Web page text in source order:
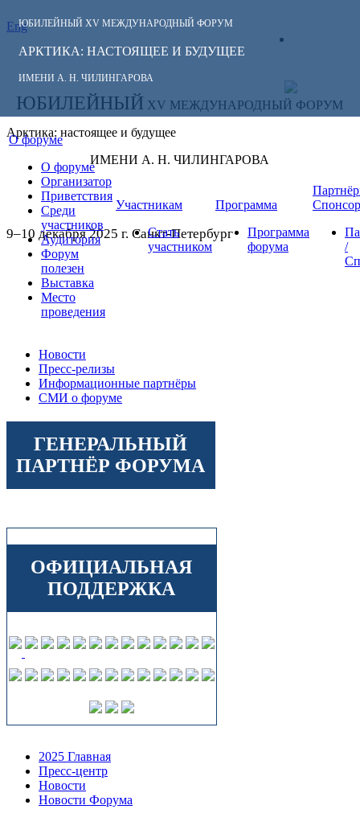
ЮБИЛЕЙНЫЙ XV МЕЖДУНАРОДНЫЙ ФОРУМ
АРКТИКА: НАСТОЯЩЕЕ И БУДУЩЕЕ
ИМЕНИ А. Н. ЧИЛИНГАРОВА
Eng
СЛЕДИТЕ ЗА
НОВОСТЯМИ
ФОРУМА:
ЮБИЛЕЙНЫЙ XV МЕЖДУНАРОДНЫЙ ФОРУМ
Арктика: настоящее и будущее
ИМЕНИ А. Н. ЧИЛИНГАРОВА
9–10 декабря 2025 г. Санкт-Петербург
О форуме
О форуме
Организатор
Приветствия
Среди
участников
Аудитория
Форум
полезен
Выставка
Место
проведения
Участникам
Стать
участником
Программа
Программа
форума
/
Новости
Пресс-релизы
Информационные партнёры
СМИ о форуме
ГЕНЕРАЛЬНЫЙ
ПАРТНЁР ФОРУМА
ОФИЦИАЛЬНАЯ
ПОДДЕРЖКА
2025 Главная
Пресс-центр
Новости
Новости Форума